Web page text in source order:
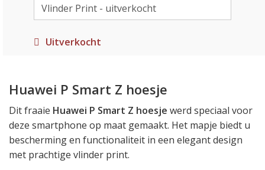
Uitverkocht
Huawei P Smart Z hoesje
Dit fraaie Huawei P Smart Z hoesje werd speciaal voor
deze smartphone op maat gemaakt. Het mapje biedt u
bescherming en functionaliteit in een elegant design
met prachtige vlinder print.